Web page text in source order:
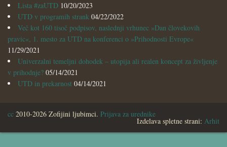
Lista #zaUTD 10/20/2023
UTD v programih strank 04/22/2022
Več kot 160 tisoč podpisov, naslednji vrhunec »Dan človekovih
pravic«, 1. mesto za UTD na konferenci o »Prihodnosti Evrope«
11/29/2021
Univerzalni temeljni dohodek – utopija ali realen koncept za življenje
v prihodnje? 05/14/2021
UTD in prekarnost 04/14/2021
cc 2010-2026 Zofijini ljubimci. Prijava za urednike
Izdelava spletne strani: Arhit